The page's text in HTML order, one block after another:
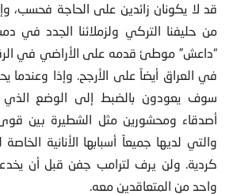
قد لا يكونان زائدين على الحاجة فحسب،
من حليفنا التركي ولزملائنا الجدد في
“داعش” موطئ قدمه على الأراضي في
في العراق أيضاً على الأرجح. وإذا وعندما
سوف يعودون بالضبط إلى الوضع الذي
أصدقاء ومحشورين مثل الشطيرة بين
والتي لديها جميعاً أسبابها الأنانية
كردية. ولن يرف لترامب جفن قبل أن
واحد من المتعاقدين معه.